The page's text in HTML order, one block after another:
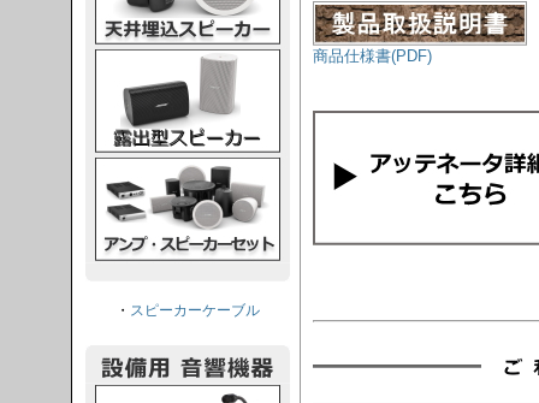
商品仕様書(PDF)
・ スピーカーケーブル